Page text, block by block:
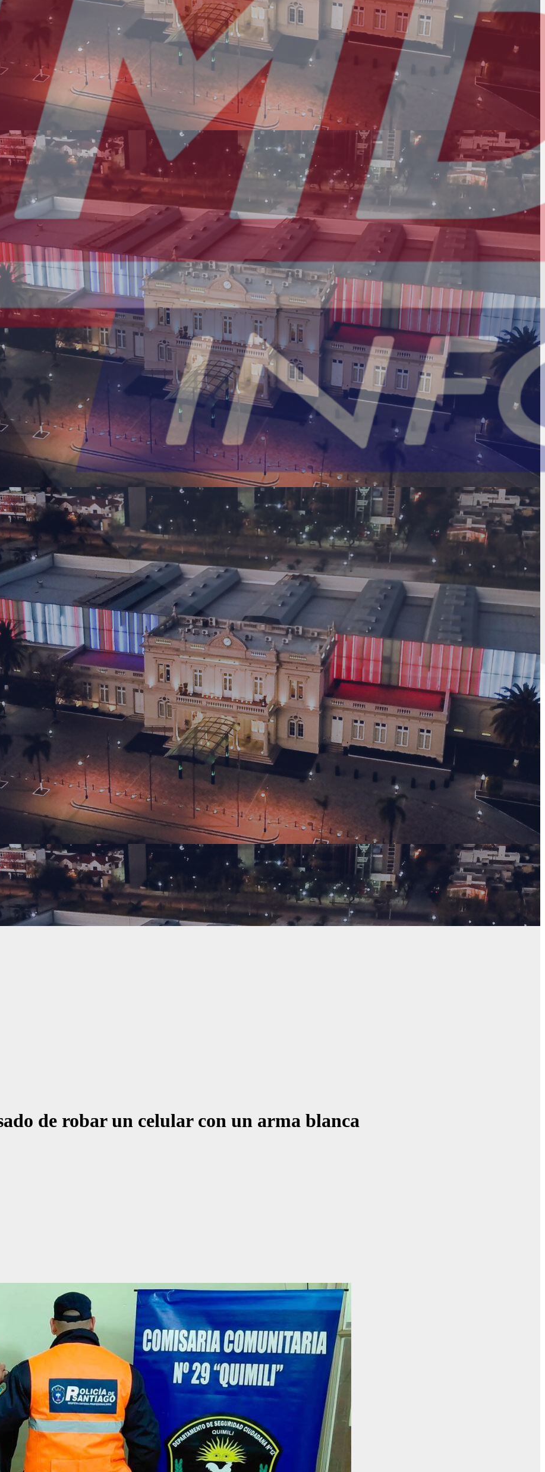
de robar un celular con un arma blanca